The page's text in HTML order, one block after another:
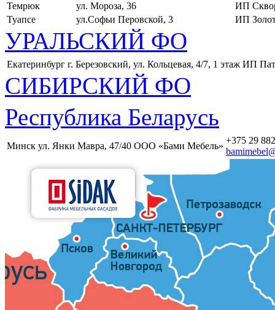
Темрюк
ул. Мороза, 36
ИП
Туапсе
ул.Софьи Перовской, 3 ИП
УРАЛЬСКИЙ ФО
Екатеринбург г. Березовский, ул. Кольцевая, 4/7, 1 этаж ИП
СИБИРСКИЙ ФО
Республика Беларусь
Минск ул. Янки Мавра, 47/40 ООО «Бами Мебель»
+375 29